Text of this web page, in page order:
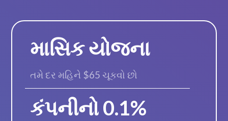
માસિક યોજના
તમે દર મહિને $65 ચૂકવો છો
કંપનીનો 0.1%